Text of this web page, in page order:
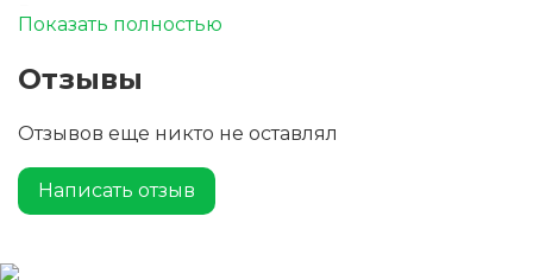
Выдвижная ручка-тележка в отделении на
Показать полностью
Отзывы
Отзывов еще никто не оставлял
Написать отзыв